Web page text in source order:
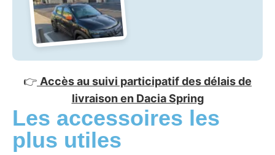
👉 Accès au suivi participatif des délais de
livraison en Dacia Spring
Les accessoires les
plus utiles